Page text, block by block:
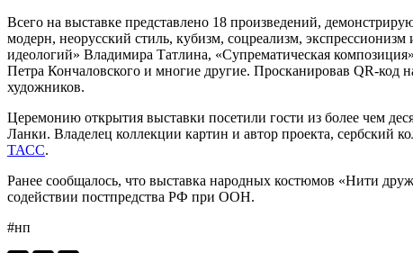
Всего на выставке представлено 18 произведений,
модерн, неорусский стиль, кубизм, соцреализм,
идеологий» Владимира Татлина, «Супрематическая
Петра Кончаловского и многие другие. Просканировав QR-
художников.
Церемонию открытия выставки посетили гости из более чем
Ланки. Владелец коллекции картин и автор проекта, сербский
ТАСС.
Ранее сообщалось, что выставка народных костюмов «Нити
содействии постпредства РФ при ООН.
#нп